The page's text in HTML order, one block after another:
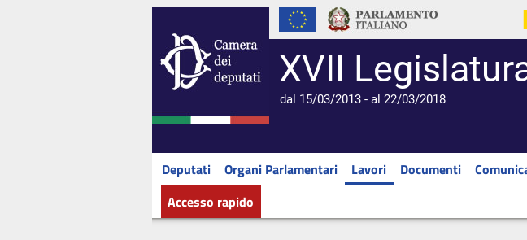
XVII
dal 15/03/2013 - al 22/03/2018
Deputati Organi Parlamentari Lavori Documenti
Accesso rapido